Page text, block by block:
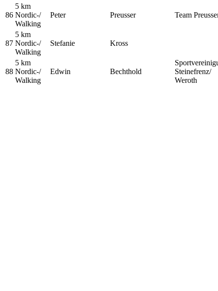
86
5 km
Nordic-/
Walking
Peter Preusser Team
87
5 km
Nordic-/
Walking
Stefanie Kross
88
5 km
Nordic-/
Walking
Edwin Bechthold
Steinefrenz/
Weroth